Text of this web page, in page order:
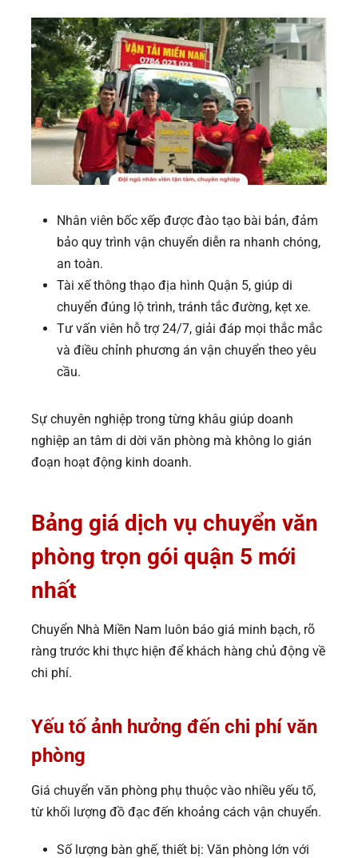
Nhân viên bốc xếp được đào tạo bài bản, đảm
bảo quy trình vận chuyển diễn ra nhanh chóng,
an toàn.
Tài xế thông thạo địa hình Quận 5, giúp di
chuyển đúng lộ trình, tránh tắc đường, kẹt xe.
Tư vấn viên hỗ trợ 24/7, giải đáp mọi thắc mắc
và điều chỉnh phương án vận chuyển theo yêu
cầu.
Sự chuyên nghiệp trong từng khâu giúp doanh
nghiệp an tâm di dời văn phòng mà không lo gián
đoạn hoạt động kinh doanh.
Bảng giá dịch vụ chuyển văn
phòng trọn gói quận 5 mới
nhất
Chuyển Nhà Miền Nam luôn báo giá minh bạch, rõ
ràng trước khi thực hiện để khách hàng chủ động về
chi phí.
Yếu tố ảnh hưởng đến chi phí văn
phòng
Giá chuyển văn phòng phụ thuộc vào nhiều yếu tố,
từ khối lượng đồ đạc đến khoảng cách vận chuyển.
Số lượng bàn ghế, thiết bị: Văn phòng lớn với